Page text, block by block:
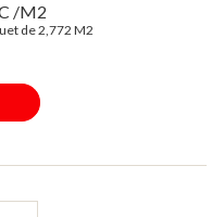
/M2
de 2,772 M2